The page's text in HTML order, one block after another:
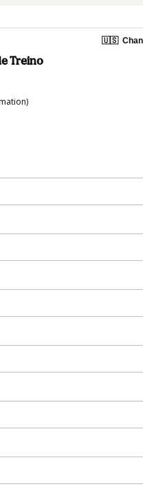
🇺🇸
Treino